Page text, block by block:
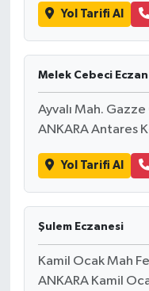
Yol Tarifi Al
Melek Cebeci
Ayvalı Mah.
ANKARA Antares
Yol Tarifi Al
Şulem Eczanesi
Kamil Ocak Mah
ANKARA Kamil